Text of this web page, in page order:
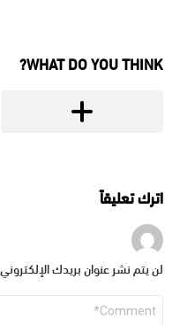
WHAT DO YOU THINK?
اترك تعليقاً
لن يتم نشر عنوان بريدك الإلكتروني.
التعليق